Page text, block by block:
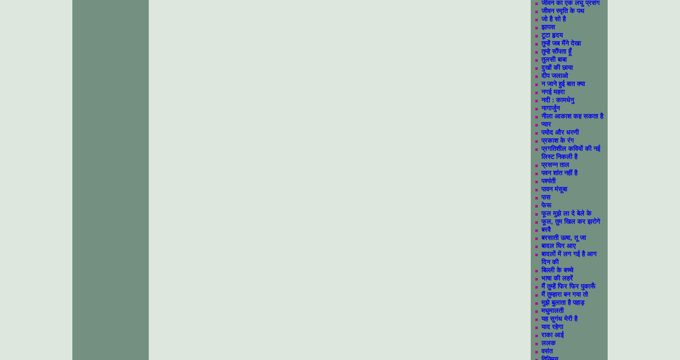
जीवन का एक लघु प्रसंग
जीवन स्मृति के पथ
जो है सो है
झापस
टूटा हृदय
तुम्हें जब मैंने देखा
तुम्हे सौंपता हूँ
तुलसी बाबा
दुखों की छाया
दीप जलाओ
न जाने हुई बात क्या
नगई महरा
नदी : कामधेनु
नागार्जुन
नीला आकाश कह सकता है
प्यार
पयोद और धरणी
प्रकाश के रंग
प्रगतिशील कवियों की नई
लिस्ट निकली है
प्रसन्न ताल
पवन शांत नहीं है
पश्यंती
पावन मंसूबा
पास
फेरू
फूल मुझे ला दे बेले के
फूल, तुम खिल कर झरोगे
बरवै
बरसाती ऊषा, तू जा
बादल घिर आए
बादलों में लग गई है आग
दिन की
बिल्ली के बच्चे
भाषा की लहरें
मैं तुम्हें फिर फिर पुकारूँ
मैं तुम्हारा बन गया तो
मुझे बुलाता है पहाड़
मधुमालती
यह सुगंध मेरी है
याद रहेगा
राका आई
ललक
वसंत